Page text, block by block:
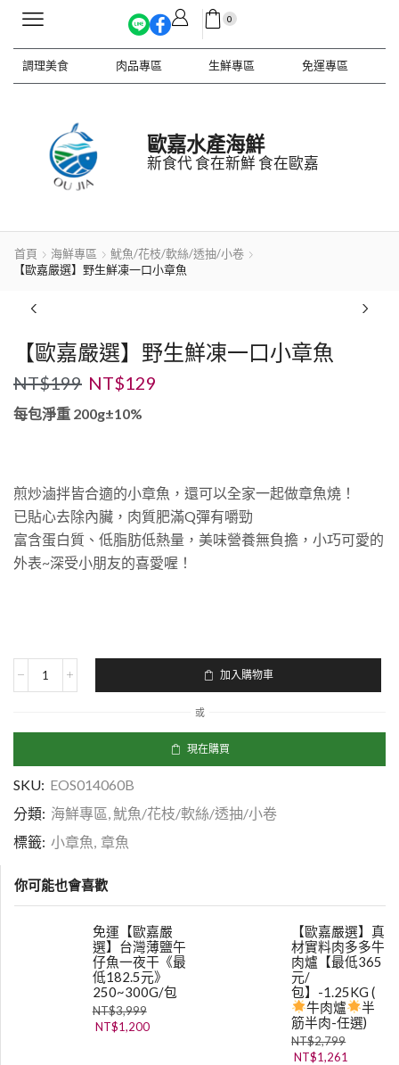
0
調理美食 肉品專區 生鮮專區 免運專區
歐嘉水產海鮮
新食代 食在新鮮 食在歐嘉
首頁 海鮮專區
魷魚/花枝/軟絲/透抽/小卷
【歐嘉嚴選】野生鮮凍一口小章魚
【歐嘉嚴選】野生鮮凍一口小章魚
NT$199 NT$129
每包淨重 200g±10%
煎炒滷拌皆合適的小章魚，還可以全家一起做章魚燒！
已貼心去除內臟，肉質肥滿Q彈有嚼勁
富含蛋白質、低脂肪低熱量，美味營養無負擔，小巧可愛的
外表~深受小朋友的喜愛喔！
加入購物車
或
現在購買
SKU: EOS014060B
分類: 海鮮專區,魷魚/花枝/軟絲/透抽/小卷
標籤: 小章魚, 章魚
你可能也會喜歡
免運【歐嘉嚴
選】台灣薄鹽午
仔魚一夜干《最
低182.5元》
250~300G/包
NT$3,999
NT$1,200
【歐嘉嚴選】真
材實料肉多多牛
肉爐【最低365
元/
包】-1.25KG (
牛肉爐
半
筋半肉-任選)
NT$2,799
NT$1,261